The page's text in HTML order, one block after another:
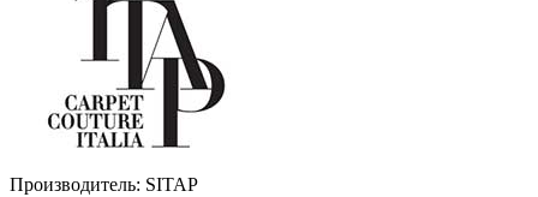
Производитель: SITAP